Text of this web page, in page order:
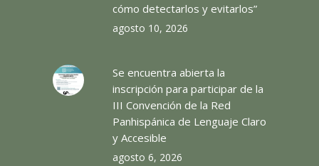
cómo detectarlos y evitarlos”
agosto 10, 2026
Se encuentra abierta la
inscripción para participar de la
III Convención de la Red
Panhispánica de Lenguaje Claro
y Accesible
agosto 6, 2026